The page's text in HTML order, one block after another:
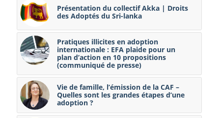
Présentation du collectif Akka | Droits
des Adoptés du Sri-lanka
Pratiques illicites en adoption
internationale : EFA plaide pour un
plan d’action en 10 propositions
(communiqué de presse)
Vie de famille, l’émission de la CAF –
Quelles sont les grandes étapes d’une
adoption ?